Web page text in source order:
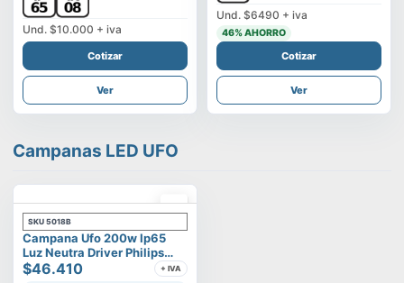
Und. $10.000 + iva
Cotizar
Ver
Und. $6490 + iva
46% AHORRO
Cotizar
Ver
Campanas LED UFO
SKU 5018B
Campana Ufo 200w Ip65
Luz Neutra Driver Philips
Modelo Eltanin
$46.410 + IVA